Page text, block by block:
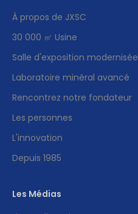
À propos de JXSC
30 000 ㎡ Usine
Salle d'exposition modernisée
Laboratoire minéral avancé
Rencontrez notre fondateur
Les personnes
L'innovation
Depuis 1985
Les Médias